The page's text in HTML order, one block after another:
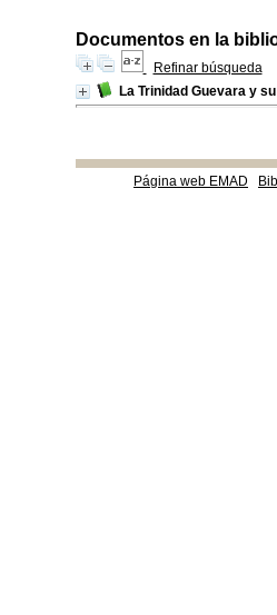
Documentos en la
Refinar búsqueda
La Trinidad Guevara y
Página web EMAD